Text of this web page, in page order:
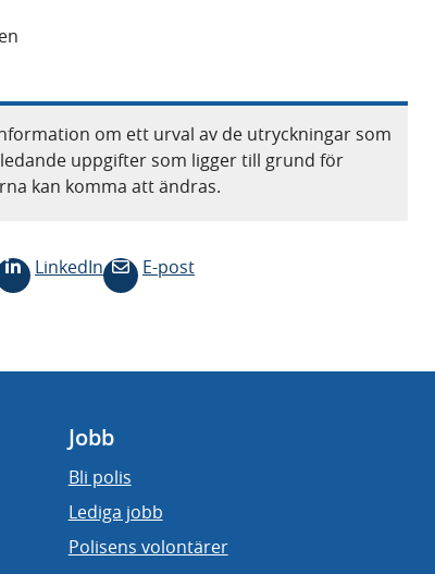
om ett urval av de utryckningar som
uppgifter som ligger till grund för
kan komma att ändras.
LinkedIn E-post
Jobb
Bli polis
Lediga jobb
Polisens volontärer